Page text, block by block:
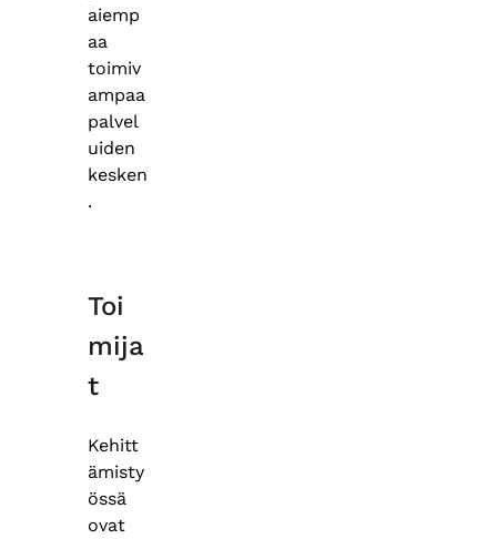
aiemp
aa
toimiv
ampaa
palvel
uiden
kesken
.
Toi
mija
t
Kehitt
ämisty
össä
ovat